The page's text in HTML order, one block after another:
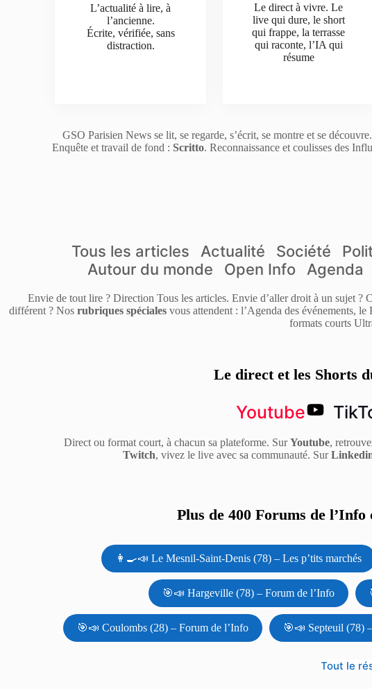
L’actualité à lire, à
l’ancienne.
Écrite, vérifiée, sans
distraction.
Le direct à vivre. Le
live qui dure, le short
qui frappe, la terrasse
qui raconte, l’IA qui
résume
GSO Parisien News se lit, se regarde, s’écrit, se montre et se
Enquête et travail de fond : Scritto. Reconnaissance et coulisses des
Tous les articles Actualité Société
Autour du monde
Open Info Agenda
Envie de tout lire ? Direction Tous les articles. Envie d’aller droit à un sujet ?
différent ? Nos rubriques spécialesvous attendent : l’Agenda des événements,
formats courts
Le direct et les Shorts
Youtube
Direct ou format court, à chacun sa plateforme. SurYoutube,
Twitch, vivez le live avec sa communauté. Sur
Plus de 400 Forums de
👩‍🍳📣 Le Mesnil-Saint-Denis (78) – Les p’tits marchés
🎯📣 Hargeville (78) – Forum de l’Info
🎯📣 Coulombs (28) – Forum de l’Info 🎯📣 Septeuil (78)
Tout le